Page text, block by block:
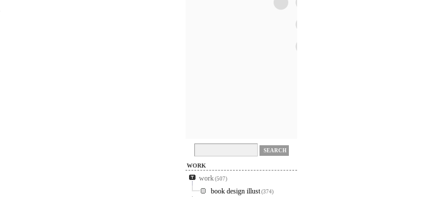
WORK
work (507)
book design illust(374)